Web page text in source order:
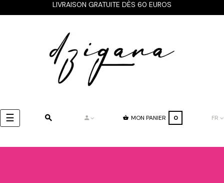
LIVRAISON GRATUITE DÈS 60 EUROS
Basculer
la
☰ MON PANIER 0 FR